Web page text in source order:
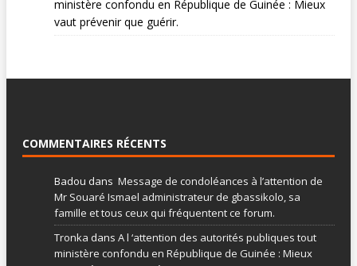
ministère confondu en République de Guinée : Mieux
vaut prévenir que guérir.
COMMENTAIRES RÉCENTS
Badou dans Message de condoléances à l’attention de
Mr Souaré Ismael administrateur de gbassikolo, sa
famille et tous ceux qui fréquentent ce forum.
Tronka dans A l ‘attention des autorités publiques tout
ministère confondu en République de Guinée : Mieux